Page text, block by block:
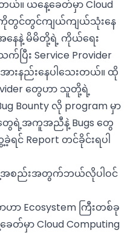
ယ်။ ယနေ့ခေတ်မှာ Cloud
ေကိုတွင်တွင်ကျယ်ကျယ်သုံးနေ
နေနဲ့ မိမိတို့ရဲ့ ကိုယ်ရေး
း Service Provider
နည်းနေပါသေးတယ်။ ထို
တွေဟာ သူတို့ရဲ့
Bounty လို program မှာ
တွေရဲ့အကူအညီနဲ့ Bugs တွေ
ရင် Report တင်ခိုင်းရပါ
ဖွဲ့အစည်းအတွက်ဘယ်လိုပါဝင်
ဟာ Ecosystem ကြီးတစ်ခု
ေတ်မှာ Cloud Computing